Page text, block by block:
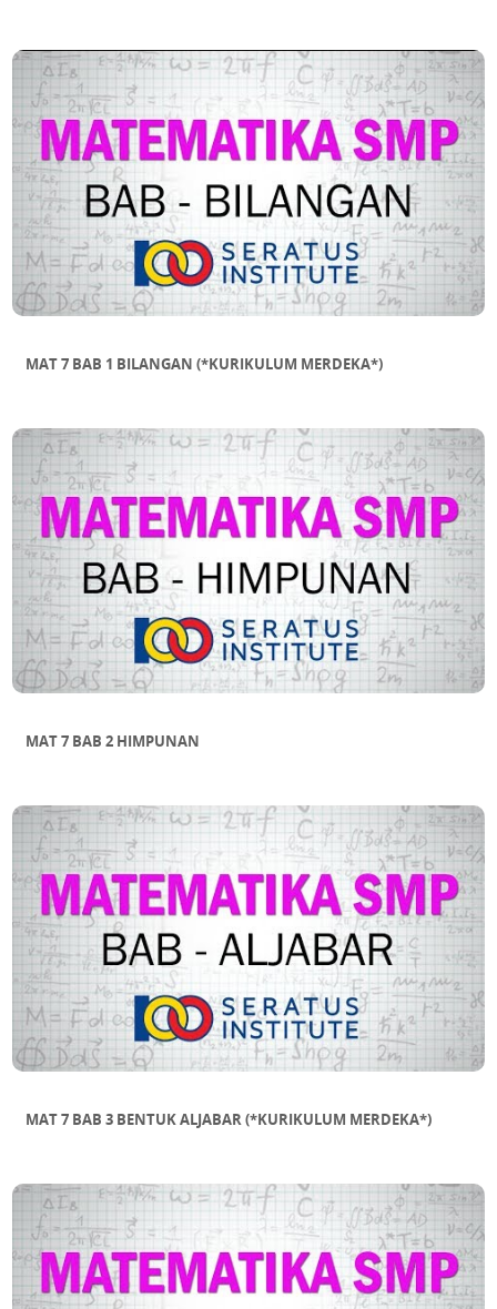
MAT 7 BAB 1 BILANGAN (*KURIKULUM MERDEKA*)
MAT 7 BAB 2 HIMPUNAN
MAT 7 BAB 3 BENTUK ALJABAR (*KURIKULUM MERDEKA*)